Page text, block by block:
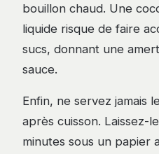
bouillon chaud. Une
liquide risque de faire
sucs, donnant une
sauce.
Enfin, ne servez jamais
après cuisson. Laissez-
minutes sous un papier